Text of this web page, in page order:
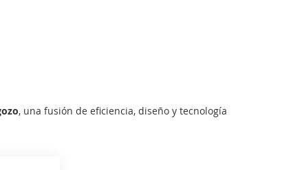
, una fusión de eficiencia, diseño y tecnología